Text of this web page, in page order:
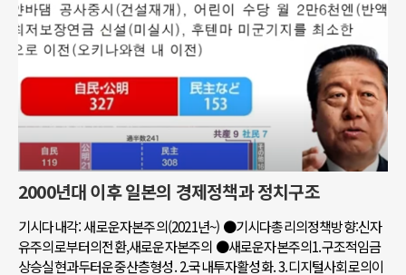
2000년대 이후 일본의 경제정책과 정치구조
기시다내각: 새로운자본주의(2021년~) ●기시다총리의정책방향:신자
유주의로부터의전환,새로운자본주의 ●새로운자본주의1.구조적임금
상승실현과두터운중산층형성. 2.국내투자활성화. 3.디지털사회로의이